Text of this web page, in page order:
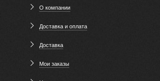
О компании
Доставка и оплата
Доставка
Мои заказы